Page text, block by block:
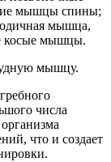
мышцы спины;
мышца,
косые мышцы.
мышцу.
числа
что и создает